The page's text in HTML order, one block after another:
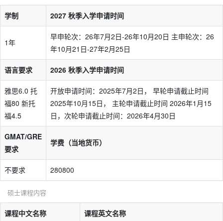
学制 2027 秋季入学申请时间
1年
早申轮次：26年7月2日-26年10月20日 主申轮次：26
年10月21日-27年2月25日
语言要求 2026 秋季入学申请时间
雅思6.0 托
福80 新托
福4.5
开放申请时间：2025年7月2日， 早轮申请截止时间
2025年10月15日， 主轮申请截止时间 2026年1月15
日，次轮申请截止时间：2026年4月30日
GMAT/GRE
要求
学费（当地货币）
不要求 280800
硕士课程内容
课程中文名称 课程英文名称